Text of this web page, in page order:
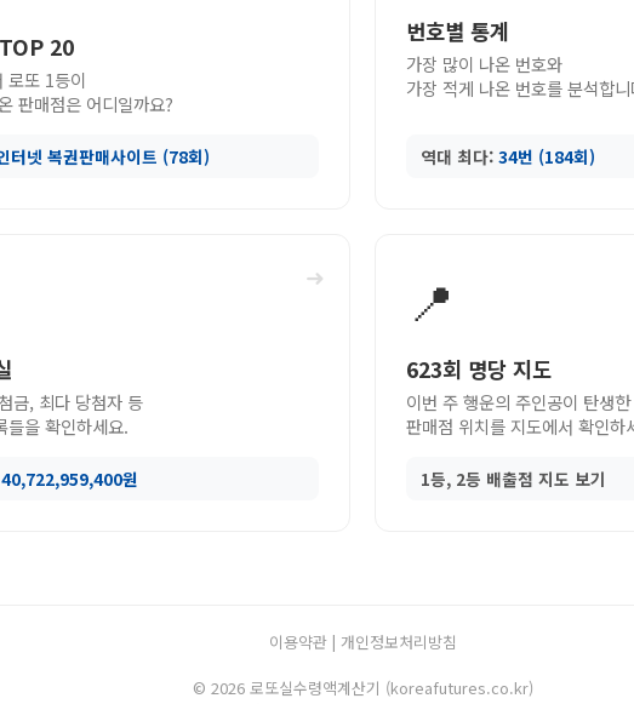
20
로또 1등이
판매점은 어디일까요?
터넷 복권판매사이트 (78회)
번호별 통계
가장 많이 나온 번호와
가장 적게 나온 번호를 분석합
역대 최다: 34번 (184회)
➜
금, 최다 당첨자 등
들을 확인하세요.
40,722,959,400원
📍
623회 명당 지도
이번 주 행운의 주인공이 탄생한
판매점 위치를 지도에서 확인하
1등, 2등 배출점 지도 보기
이용약관| 개인정보처리방침
© 2026 로또실수령액계산기 (koreafutures.co.kr)